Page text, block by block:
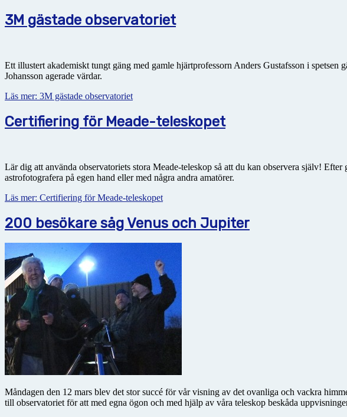
3M gästade observatoriet
Ett illustert akademiskt tungt gäng med gamle hjärtprofessorn Anders Gustafsson i
Johansson agerade värdar.
Läs mer: 3M gästade observatoriet
Certifiering för Meade-teleskopet
Lär dig att använda observatoriets stora Meade-teleskop så att du kan observera själv!
astrofotografera på egen hand eller med några andra amatörer.
Läs mer: Certifiering för Meade-teleskopet
200 besökare såg Venus och Jupiter
Måndagen den 12 mars blev det stor succé för vår visning av det ovanliga och vackra
till observatoriet för att med egna ögon och med hjälp av våra teleskop beskåda